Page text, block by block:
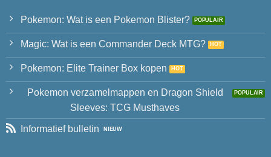
Pokemon: Wat is een Pokemon Blister?
Magic: Wat is een Commander Deck MTG?
Pokemon: Elite Trainer Box kopen
Pokemon verzamelmappen en Dragon Shield
Sleeves: TCG Musthaves
Informatief bulletin